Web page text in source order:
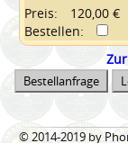
Preis:
120,00 €
Bestellen:
© 2014-2019 by